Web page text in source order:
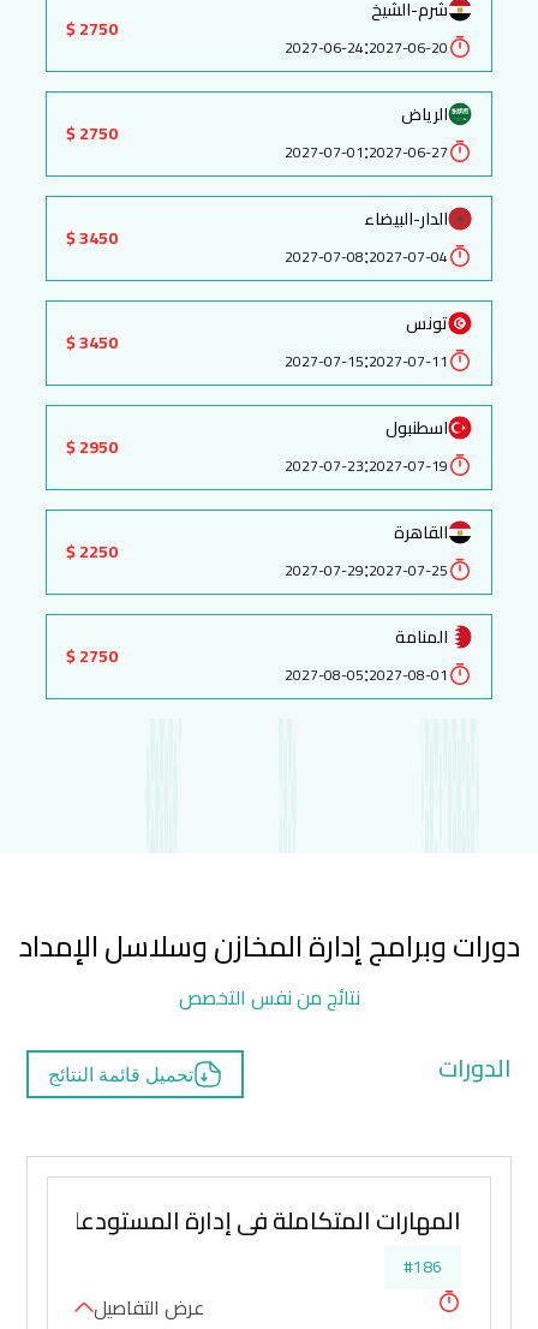
شرم-الشيخ
2027-06-20
:
2027-06-24
2750 $
الرياض
2027-06-27
:
2027-07-01
2750 $
الدار-البيضاء
2027-07-04
:
2027-07-08
3450 $
تونس
2027-07-11
:
2027-07-15
3450 $
اسطنبول
2027-07-19
:
2027-07-23
2950 $
القاهرة
2027-07-25
:
2027-07-29
2250 $
المنامة
2027-08-01
:
2027-08-05
2750 $
دورات وبرامج إدارة المخازن وسلاسل الإمداد
نتائج من نفس التخصص
الدورات تحميل قائمة النتائج
المهارات المتكاملة في إدارة المستودعات
#186
عرض التفاصيل